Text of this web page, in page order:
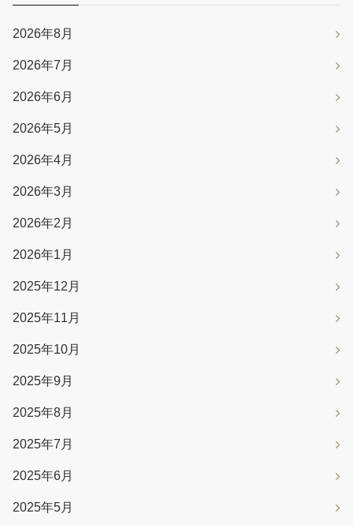
2026年8月
2026年7月
2026年6月
2026年5月
2026年4月
2026年3月
2026年2月
2026年1月
2025年12月
2025年11月
2025年10月
2025年9月
2025年8月
2025年7月
2025年6月
2025年5月